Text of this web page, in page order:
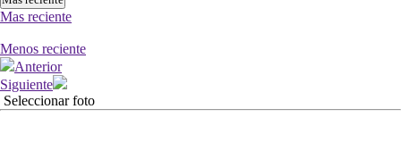
Mas reciente
Menos reciente
Anterior
Siguiente
Seleccionar foto